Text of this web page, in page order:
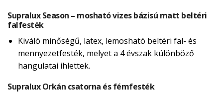
Supralux Season – mosható vizes bázisú matt beltéri
falfesték
Kiváló minőségű, latex, lemosható beltéri fal- és
mennyezetfesték, melyet a 4 évszak különböző
hangulatai ihlettek.
Supralux Orkán csatorna és fémfesték